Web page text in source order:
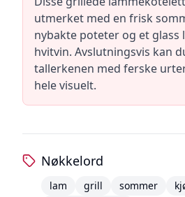
utmerket med en frisk
nybakte poteter og et
hvitvin. Avslutningsvis kan
tallerkenen med ferske
hele visuelt.
Nøkkelord
lam grill sommer